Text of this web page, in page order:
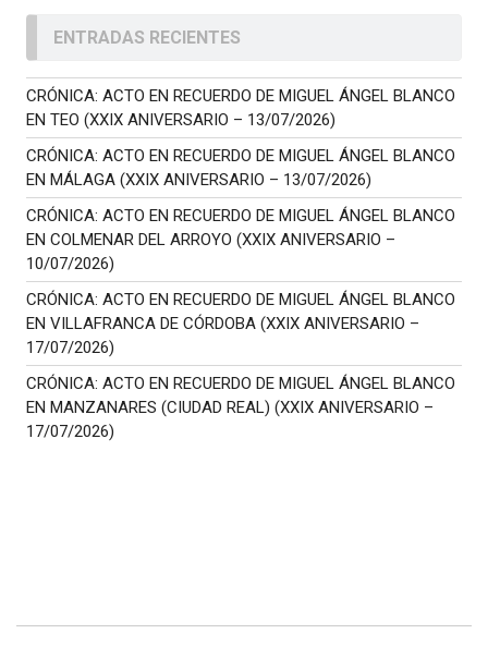
ENTRADAS RECIENTES
CRÓNICA: ACTO EN RECUERDO DE MIGUEL ÁNGEL BLANCO
EN TEO (XXIX ANIVERSARIO – 13/07/2026)
CRÓNICA: ACTO EN RECUERDO DE MIGUEL ÁNGEL BLANCO
EN MÁLAGA (XXIX ANIVERSARIO – 13/07/2026)
CRÓNICA: ACTO EN RECUERDO DE MIGUEL ÁNGEL BLANCO
EN COLMENAR DEL ARROYO (XXIX ANIVERSARIO –
10/07/2026)
CRÓNICA: ACTO EN RECUERDO DE MIGUEL ÁNGEL BLANCO
EN VILLAFRANCA DE CÓRDOBA (XXIX ANIVERSARIO –
17/07/2026)
CRÓNICA: ACTO EN RECUERDO DE MIGUEL ÁNGEL BLANCO
EN MANZANARES (CIUDAD REAL) (XXIX ANIVERSARIO –
17/07/2026)